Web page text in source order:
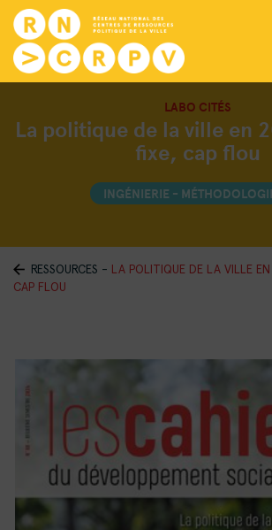
LABO CITÉS
La politique de la ville en
fixe, cap flou
INGÉNIERIE -
RESSOURCES - LA POLITIQUE DE LA VILLE
CAP FLOU